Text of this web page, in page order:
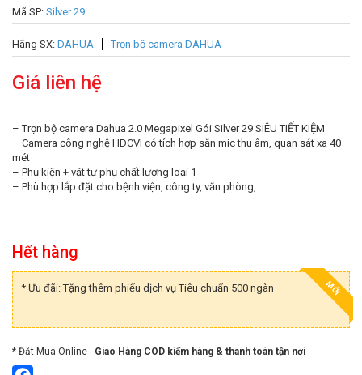
Mã SP: Silver 29
Hãng SX: DAHUA Trọn bộ camera DAHUA
Giá liên hệ
– Trọn bộ camera Dahua 2.0 Megapixel Gói Silver 29 SIÊU TIẾT KIỆM
– Camera công nghệ HDCVI có tích hợp sẵn mic thu âm, quan sát xa 40
mét
– Phụ kiện + vật tư phụ chất lượng loại 1
– Phù hợp lắp đặt cho bệnh viện, công ty, văn phòng,…
Hết hàng
MỚI
* Ưu đãi: Tặng thêm phiếu dịch vụ Tiêu chuẩn 500 ngàn
* Đặt Mua Online - Giao Hàng COD kiểm hàng & thanh toán tận nơi